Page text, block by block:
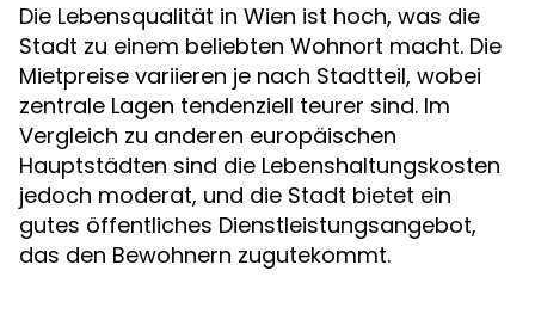
Die Lebensqualität in Wien ist hoch, was die
Stadt zu einem beliebten Wohnort macht. Die
Mietpreise variieren je nach Stadtteil, wobei
zentrale Lagen tendenziell teurer sind. Im
Vergleich zu anderen europäischen
Hauptstädten sind die Lebenshaltungskosten
jedoch moderat, und die Stadt bietet ein
gutes öffentliches Dienstleistungsangebot,
das den Bewohnern zugutekommt.